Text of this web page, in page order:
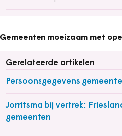
Gemeenten moeizaam met
Gerelateerde artikelen
Persoonsgegevens
Jorritsma bij vertrek:
gemeenten